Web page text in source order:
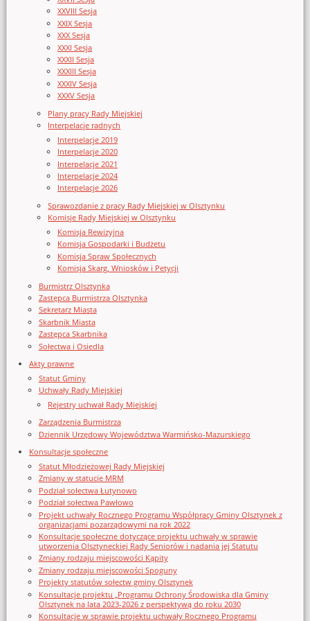
XXVIII Sesja
XXIX Sesja
XXX Sesja
XXXI Sesja
XXXII Sesja
XXXIII Sesja
XXXIV Sesja
XXXV Sesja
Plany pracy Rady Miejskiej
Interpelacje radnych
Interpelacje 2019
Interpelacje 2020
Interpelacje 2021
Interpelacje 2024
Interpelacje 2026
Sprawozdanie z pracy Rady Miejskiej w Olsztynku
Komisje Rady Miejskiej w Olsztynku
Komisja Rewizyjna
Komisja Gospodarki i Budżetu
Komisja Spraw Społecznych
Komisja Skarg, Wniosków i Petycji
Burmistrz Olsztynka
Zastępca Burmistrza Olsztynka
Sekretarz Miasta
Skarbnik Miasta
Zastępca Skarbnika
Sołectwa i Osiedla
Akty prawne
Statut Gminy
Uchwały Rady Miejskiej
Rejestry uchwał Rady Miejskiej
Zarządzenia Burmistrza
Dziennik Urzędowy Województwa Warmińsko-Mazurskiego
Konsultacje społeczne
Statut Młodzieżowej Rady Miejskiej
Zmiany w statucie MRM
Podział sołectwa Łutynowo
Podział sołectwa Pawłowo
Projekt uchwały Rocznego Programu Współpracy Gminy Olsztynek z
organizacjami pozarządowymi na rok 2022
Konsultacje społeczne dotyczące projektu uchwały w sprawie
utworzenia Olsztyneckiej Rady Seniorów i nadania jej Statutu
Zmiany rodzaju miejscowości Kąpity
Zmiany rodzaju miejscowości Spoguny
Projekty statutów sołectw gminy Olsztynek
Konsultacje projektu „Programu Ochrony Środowiska dla Gminy
Olsztynek na lata 2023-2026 z perspektywą do roku 2030
Konsultacje w sprawie projektu uchwały Rocznego Programu